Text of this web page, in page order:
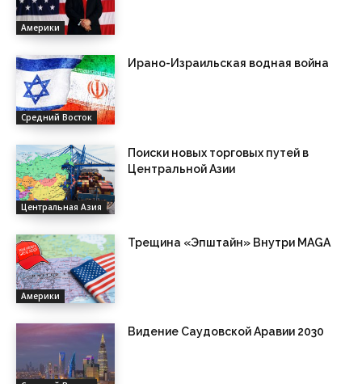
Америки
Средний Восток
Ирано-Израильская водная война
Центральная Азия
Поиски новых торговых путей в
Центральной Азии
Америки
Трещина «Эпштайн» Внутри MAGA
Видение Саудовской Аравии 2030